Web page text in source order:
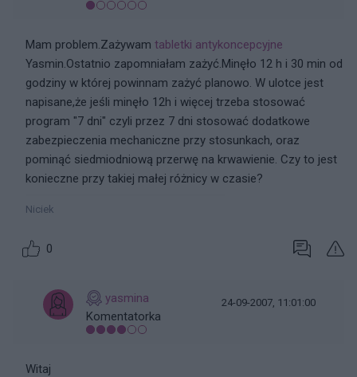
Mam problem.Zażywam tabletki antykoncepcyjne
Yasmin.Ostatnio zapomniałam zażyć.Minęło 12 h i 30 min od
godziny w której powinnam zażyć planowo. W ulotce jest
napisane,że jeśli minęło 12h i więcej trzeba stosować
program "7 dni" czyli przez 7 dni stosować dodatkowe
zabezpieczenia mechaniczne przy stosunkach, oraz
pominąć siedmiodniową przerwę na krwawienie. Czy to jest
konieczne przy takiej małej różnicy w czasie?
Niciek
0
yasmina
Komentatorka
24-09-2007, 11:01:00
Witaj